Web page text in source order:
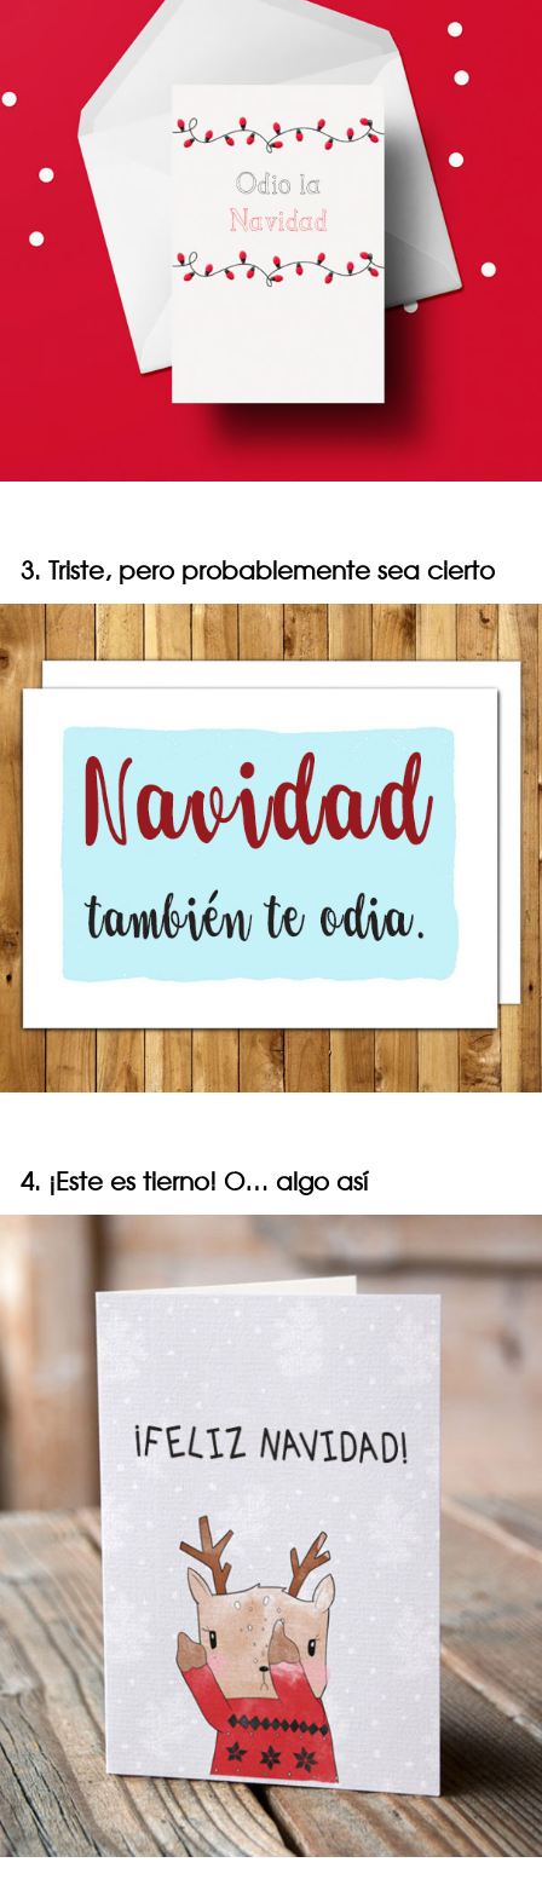
3. Triste, pero probablemente sea cierto
4. ¡Este es tierno! O… algo así